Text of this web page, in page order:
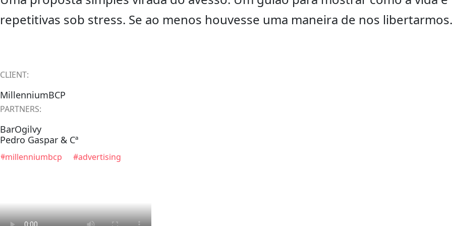
repetitivas sob stress. Se ao menos houvesse uma maneira de nos
CLIENT:
MillenniumBCP
PARTNERS:
BarOgilvy
Pedro Gaspar & Cª
#millenniumbcp #advertising